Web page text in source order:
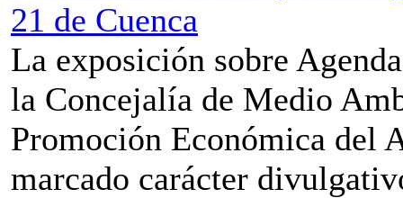
21 de Cuenca
La exposición sobre
la Concejalía de Medio
Promoción Económica del
marcado carácter